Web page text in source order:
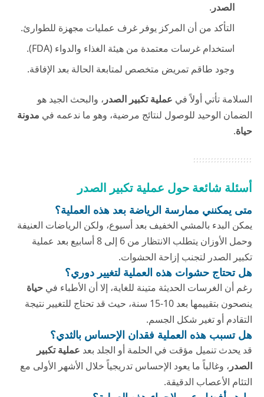
الصدر .
التأكد من أن المركز يوفر غرف عمليات مجهزة للطوارئ.
استخدام غرسات معتمدة من هيئة الغذاء والدواء (FDA).
وجود طاقم تمريض متخصص لمتابعة الحالة بعد الإفاقة.
السلامة تأتي أولاً في عملية تكبير الصدر ، والبحث الجيد هو
الضمان الوحيد للوصول لنتائج مرضية، وهو ما ندعمه في مدونة
حياة.
أسئلة شائعة حول عملية تكبير الصدر
متى يمكنني ممارسة الرياضة بعد هذه العملية؟
يمكن البدء بالمشي الخفيف بعد أسبوع، ولكن الرياضات العنيفة
وحمل الأوزان يتطلب الانتظار من 6 إلى 8 أسابيع بعد عملية
تكبير الصدر لتجنب إزاحة الحشوات.
هل تحتاج حشوات هذه العملية لتغيير دوري؟
رغم أن الغرسات الحديثة متينة للغاية، إلا أن الأطباء في حياة
ينصحون بتقييمها بعد 10-15 سنة، حيث قد تحتاج للتغيير نتيجة
التقادم أو تغير شكل الجسم.
هل تسبب هذه العملية فقدان الإحساس بالثدي؟
قد يحدث تنميل مؤقت في الحلمة أو الجلد بعد عملية تكبير
الصدر ، وغالباً ما يعود الإحساس تدريجياً خلال الأشهر الأولى مع
التئام الأعصاب الدقيقة.